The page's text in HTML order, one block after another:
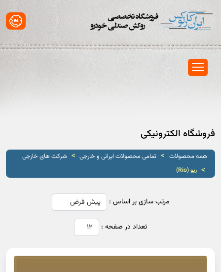
فروشگاه الکترونیکی
همه محصولات > تمامی محصولات ایرانی و خارجی > شرکت های خارجی
> ریو (Rio)
مرتب سازی بر اساس :
تعداد در صفحه :